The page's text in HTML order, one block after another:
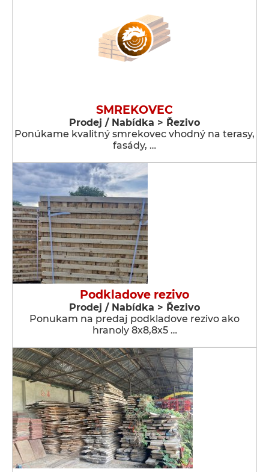
SMREKOVEC
Prodej / Nabídka > Řezivo
Ponúkame kvalitný smrekovec vhodný na terasy,
fasády, …
Podkladove rezivo
Prodej / Nabídka > Řezivo
Ponukam na predaj podkladove rezivo ako
hranoly 8x8,8x5 …